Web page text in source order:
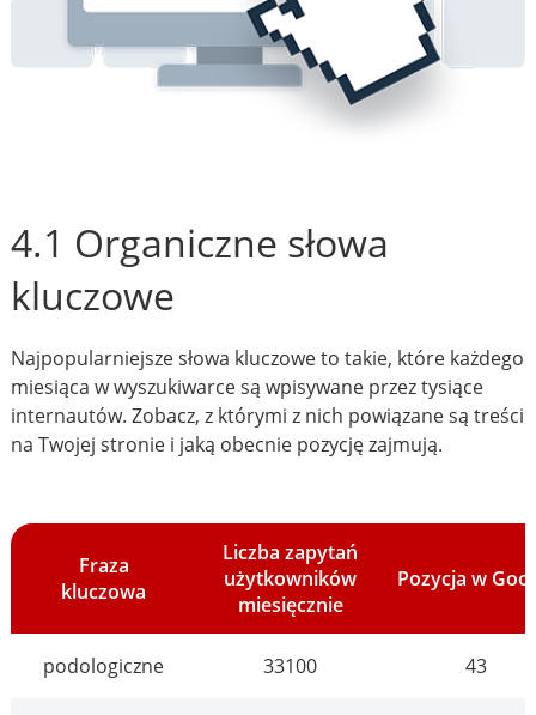
4.1 Organiczne słowa
kluczowe
Najpopularniejsze słowa kluczowe to takie, które każdego
miesiąca w wyszukiwarce są wpisywane przez tysiące
internautów. Zobacz, z którymi z nich powiązane są treści
na Twojej stronie i jaką obecnie pozycję zajmują.
Fraza
kluczowa
Liczba zapytań
użytkowników
miesięcznie
Pozycja w
podologiczne 33100 43